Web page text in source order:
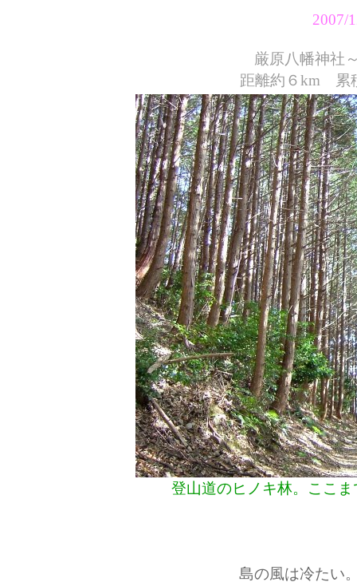
2007/
厳原八幡神社～
距離約６km 累
登山道のヒノキ林。ここ
島の風は冷たい